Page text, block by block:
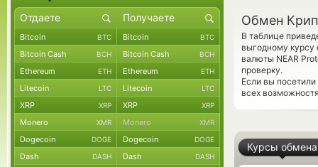
Обмен
В таблице
выгодному курсу
валюты NEAR
проверку.
Если вы
всех
Курсы обмена
Bitcoin BTC Bitcoin BTC
Bitcoin Cash BCH Bitcoin Cash BCH
Ethereum ETH Ethereum ETH
Litecoin LTC Litecoin LTC
XRP XRP XRP XRP
Monero XMR Monero XMR
Dogecoin DOGE Dogecoin DOGE
Dash DASH Dash DASH